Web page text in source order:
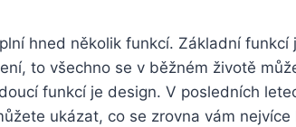
hned několik funkcí. Základní
to všechno se v běžném životě
funkcí je design. V posledních
ukázat, co se zrovna vám